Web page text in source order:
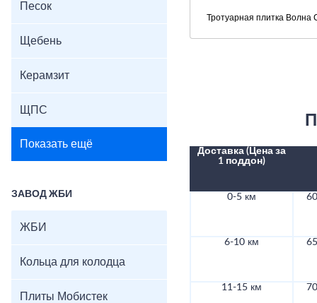
Песок
Щебень
Керамзит
ЩПС
Показать ещё
ЗАВОД ЖБИ
ЖБИ
Кольца для колодца
Плиты Мобистек
Тротуарная плитка Волна
Доставка (Цена за
1 поддон)
0-5 км
6-10 км
11-15 км